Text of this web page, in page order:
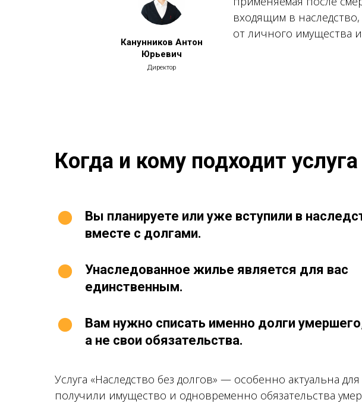
Канунников Антон
Юрьевич
Директор
входящим в
от личного имущества
Когда и кому подходит
Вы планируете или уже вступили в
вместе с долгами.
Унаследованное жилье является для вас
единственным.
Вам нужно списать именно долги
а не свои обязательства.
Услуга «Наследство без долгов» — особенно актуальна
получили имущество и одновременно обязательства